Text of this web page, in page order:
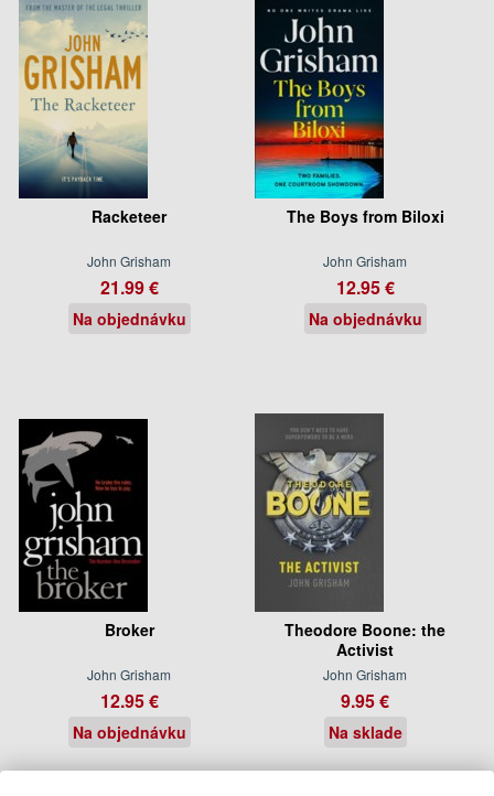
Racketeer
John Grisham
21.99 €
Na objednávku
The Boys from Biloxi
John Grisham
12.95 €
Na objednávku
Broker
John Grisham
12.95 €
Na objednávku
Theodore Boone: the
Activist
John Grisham
9.95 €
Na sklade